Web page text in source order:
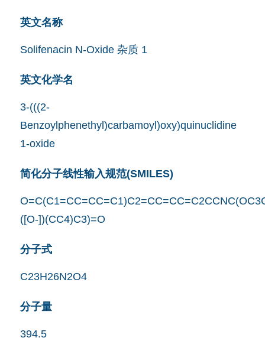
英文名称
Solifenacin N-Oxide 杂质 1
英文化学名
3-(((2-
Benzoylphenethyl)carbamoyl)oxy)quinuclidine
1-oxide
简化分子线性输入规范(SMILES)
([O-])(CC4)C3)=O
分子式
C23H26N2O4
分子量
394.5